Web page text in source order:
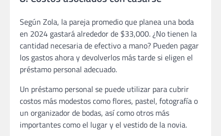
Según Zola, la pareja promedio que planea una boda
en 2024 gastará alrededor de $33,000. ¿No tienen la
cantidad necesaria de efectivo a mano? Pueden pagar
los gastos ahora y devolverlos más tarde si eligen el
préstamo personal adecuado.
Un préstamo personal se puede utilizar para cubrir
costos más modestos como flores, pastel, fotografía o
un organizador de bodas, así como otros más
importantes como el lugar y el vestido de la novia.